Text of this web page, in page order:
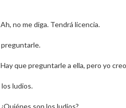
Ah, no me diga. Tendrá licencia.
preguntarle.
Hay que preguntarle a ella, pero yo
ludios.
¿Quiénes son los ludios?